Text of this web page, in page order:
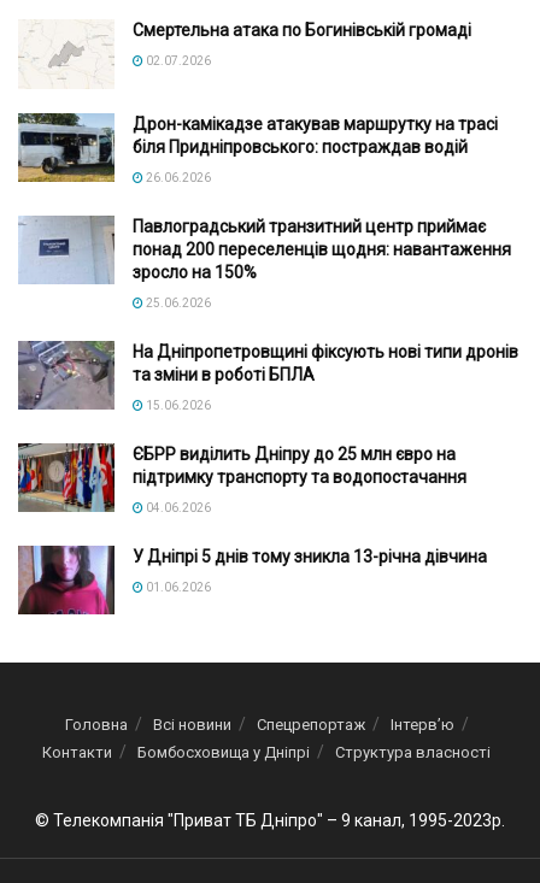
Смертельна атака по Богинівській громаді
02.07.2026
Дрон-камікадзе атакував маршрутку на трасі
біля Придніпровського: постраждав водій
26.06.2026
Павлоградський транзитний центр приймає
понад 200 переселенців щодня: навантаження
зросло на 150%
25.06.2026
На Дніпропетровщині фіксують нові типи дронів
та зміни в роботі БПЛА
15.06.2026
ЄБРР виділить Дніпру до 25 млн євро на
підтримку транспорту та водопостачання
04.06.2026
У Дніпрі 5 днів тому зникла 13-річна дівчина
01.06.2026
Головна Всі новини Спецрепортаж
Інтерв’ю
Контакти
Бомбосховища у Дніпрі Структура власності
© Телекомпанія "Приват ТБ Дніпро" – 9 канал, 1995-2023р.